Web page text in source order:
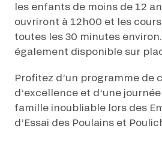
les enfants de moins de 12
ouvriront à 12h00 et les
toutes les 30 minutes
également disponible sur
Profitez d’un programme de
d’excellence et d’une
famille inoubliable lors des
d’Essai des Poulains et